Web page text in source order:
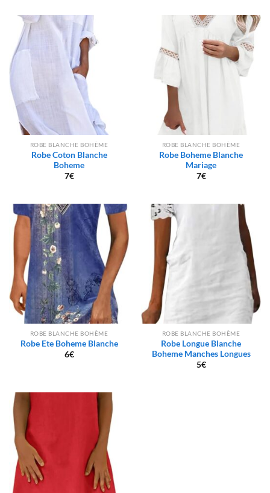
ROBE BLANCHE BOHÈME
Robe Coton Blanche
Boheme
7€
ROBE BLANCHE BOHÈME
Robe Boheme Blanche
Mariage
7€
ROBE BLANCHE BOHÈME
Robe Ete Boheme Blanche
6€
ROBE BLANCHE BOHÈME
Robe Longue Blanche
Boheme Manches Longues
5€